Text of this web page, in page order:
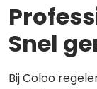
Snel
Bij Coloo